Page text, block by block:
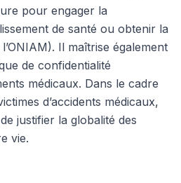
pour engager la
de santé ou obtenir la
Il maîtrise également
de confidentialité
médicaux. Dans le cadre
d’accidents médicaux,
justifier la globalité des
vie.